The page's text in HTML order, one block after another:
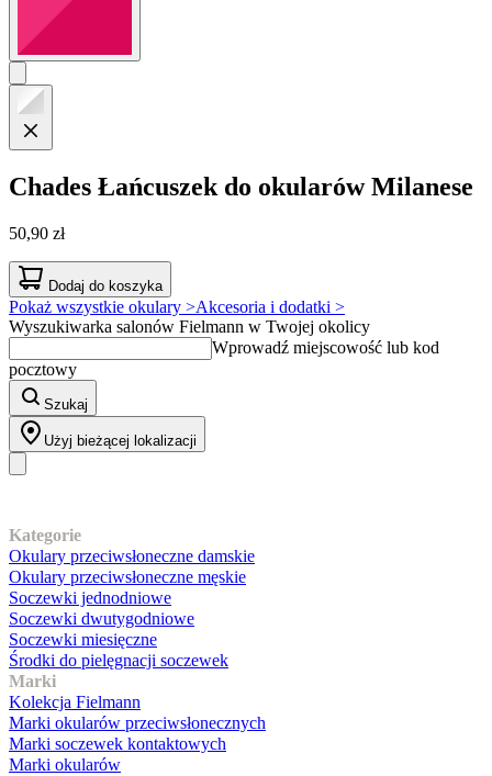
Chades Łańcuszek do okularów Milanese
50,90 zł
Dodaj do koszyka
Pokaż wszystkie okulary >Akcesoria i dodatki >
Wyszukiwarka salonów Fielmann w Twojej okolicy
Wprowadź miejscowość lub kod
pocztowy
Szukaj
Użyj bieżącej lokalizacji
Kategorie
Okulary przeciwsłoneczne damskie
Okulary przeciwsłoneczne męskie
Soczewki jednodniowe
Soczewki dwutygodniowe
Soczewki miesięczne
Środki do pielęgnacji soczewek
Marki
Kolekcja Fielmann
Marki okularów przeciwsłonecznych
Marki soczewek kontaktowych
Marki okularów